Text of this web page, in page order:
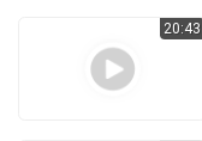
20:43